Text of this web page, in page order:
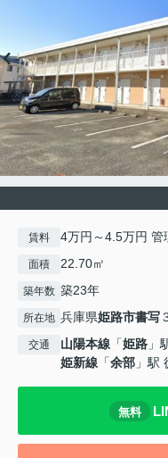
賃料 4万円～4.5万円 管
面積 22.70㎡
築年数 築23年
所在地 兵庫県姫路市書写
交通 山陽本線 「姫路 」
姫新線 「余部 」駅
無料